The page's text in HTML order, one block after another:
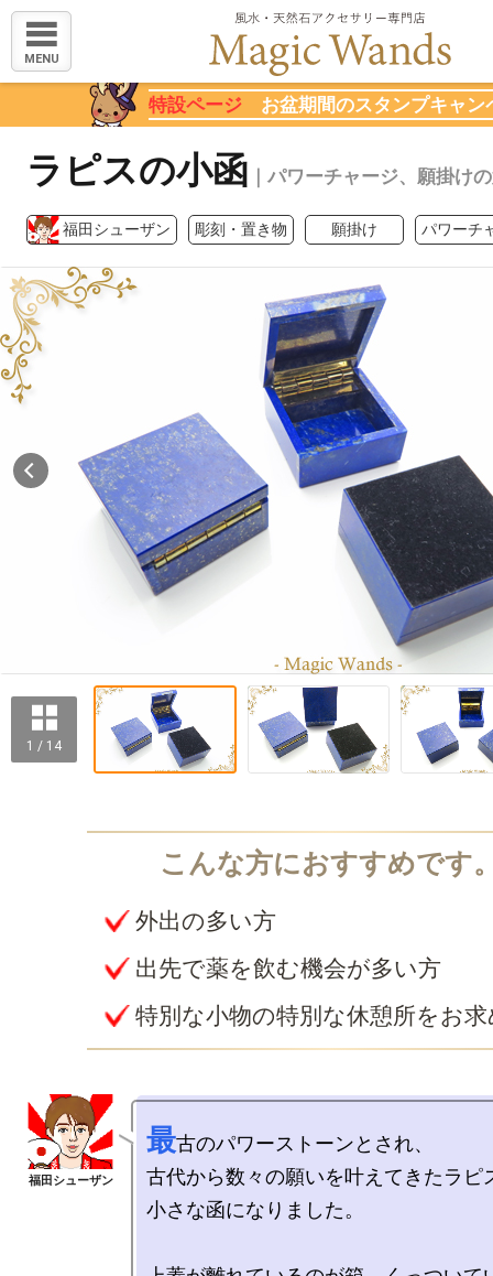
MENU
特設ページ お盆期間のスタンプキャン
ラピスの小函 ｜パワーチャージ、願掛け
福田シューザン 彫刻・置き物 願掛け パワーチ
1 / 14
外出の多い方
出先で薬を飲む機会が多い方
特別な小物の特別な休憩所をお
最古のパワーストーンとされ、
古代から数々の願いを叶えてきたラピ
小さな函になりました。